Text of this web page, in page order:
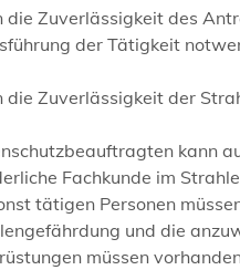
die Zuverlässigkeit des
der Tätigkeit
die Zuverlässigkeit der
kann
Fachkunde im
tätigen Personen
und die
müssen